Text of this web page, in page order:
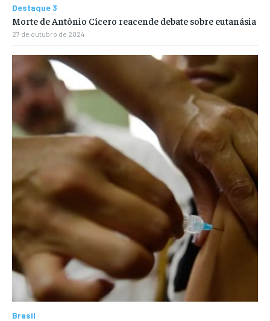
Destaque 3
Morte de Antônio Cícero reacende debate sobre eutanásia
27 de outubro de 2024
Brasil